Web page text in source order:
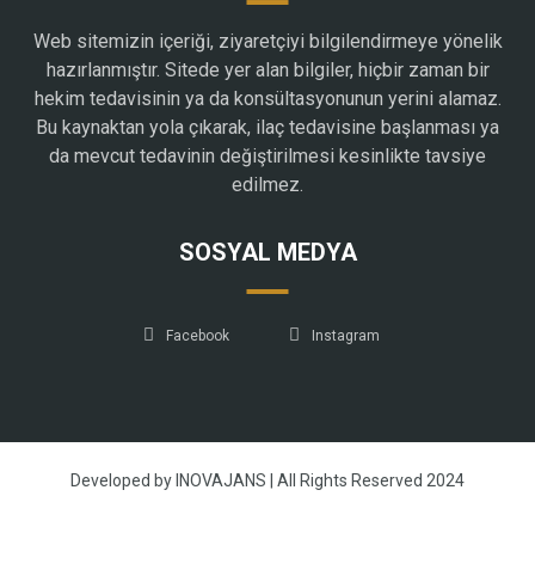
Web sitemizin içeriği, ziyaretçiyi bilgilendirmeye yönelik
hazırlanmıştır. Sitede yer alan bilgiler, hiçbir zaman bir
hekim tedavisinin ya da konsültasyonunun yerini alamaz.
Bu kaynaktan yola çıkarak, ilaç tedavisine başlanması ya
da mevcut tedavinin değiştirilmesi kesinlikte tavsiye
edilmez.
SOSYAL MEDYA
Facebook Instagram
Developed by INOVAJANS | All Rights Reserved 2024